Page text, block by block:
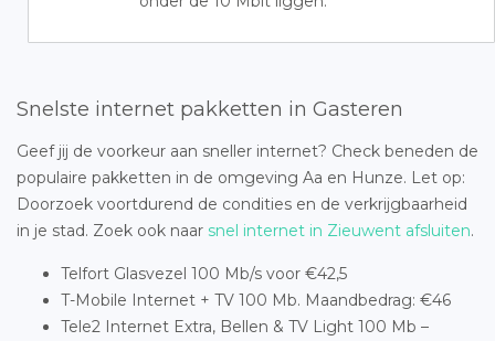
Snelste internet pakketten in Gasteren
Geef jij de voorkeur aan sneller internet? Check beneden de
populaire pakketten in de omgeving Aa en Hunze. Let op:
Doorzoek voortdurend de condities en de verkrijgbaarheid
in je stad. Zoek ook naar snel internet in Zieuwent afsluiten.
Telfort Glasvezel 100 Mb/s voor €42,5
T-Mobile Internet + TV 100 Mb. Maandbedrag: €46
Tele2 Internet Extra, Bellen & TV Light 100 Mb –